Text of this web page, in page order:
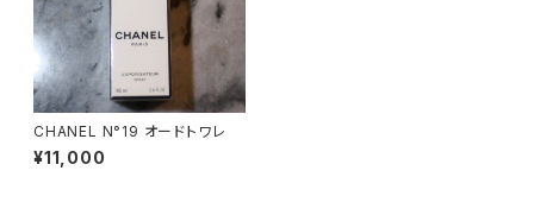
CHANEL N°19 オードトワレ
¥11,000